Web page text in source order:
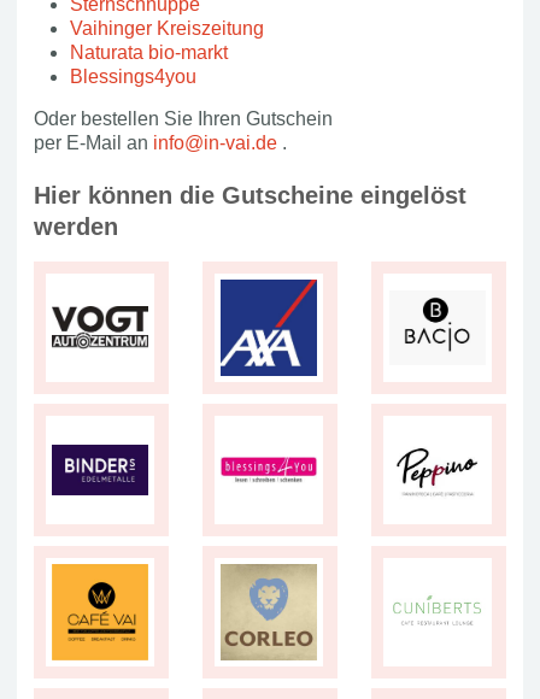
Sternschnuppe
Vaihinger Kreiszeitung
Naturata bio-markt
Blessings4you
Oder bestellen Sie Ihren Gutschein
per E-Mail an info@in-vai.de .
Hier können die Gutscheine eingelöst
werden